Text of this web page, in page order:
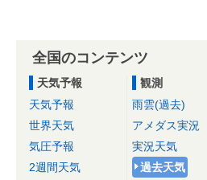
全国のコンテンツ
天気予報
天気予報
世界天気
気圧予報
2週間天気
観測
雨雲(過去)
アメダス実況
実況天気
過去天気